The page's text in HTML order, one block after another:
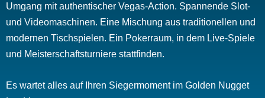
Umgang mit authentischer Vegas-Action. Spannende Slot-
und Videomaschinen. Eine Mischung aus traditionellen und
modernen Tischspielen. Ein Pokerraum, in dem Live-Spiele
und Meisterschaftsturniere stattfinden.
Es wartet alles auf Ihren Siegermoment im Golden Nugget